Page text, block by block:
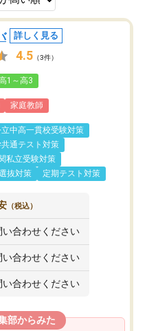
詳しく見る
4.5 （3件）
1～高3
家庭教師
立中高一貫校受験対策
通テスト対策
私立受験対策
抜対策
定期テスト対策
（税込）
い合わせください
い合わせください
い合わせください
部からみた